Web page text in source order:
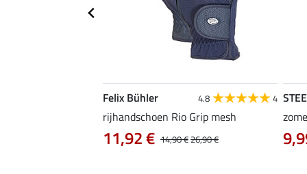
Felix Bühler 4.8 4
rijhandschoen Rio Grip mesh
14,90 €26,90 €
11,92 €